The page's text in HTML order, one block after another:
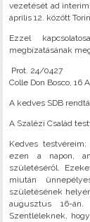
vezetését ad
április 12. között
Ezzel
megbízatásának
Prot. 24/0427
Colle Don Bosco, 16
A kedves SDB
A Szalézi Család
Kedves
ezen a napon,
születéséről.
miután
születésének
augusztus 16-
Szentléleknek,